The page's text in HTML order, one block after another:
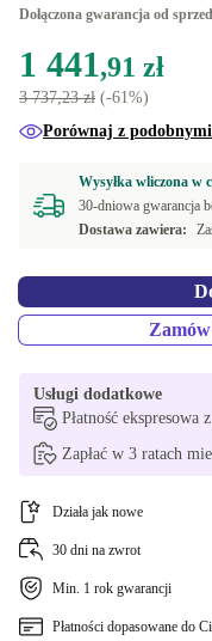
FI (fińska)
PT (Portugalski)
Dostępne w innych
SE (Szwedzki)
Dołączona gwarancja od
1 441,91 zł
3 737,23 zł (-61%)
Porównaj z
Wysyłka wliczona w
30-dniowa gwarancja
Dostawa zawiera:
Usługi dodatkowe
Płatność ekspresowa
Zapłać w 3 ratach
Działa jak nowe
30 dni na zwrot
Min. 1 rok gwarancji
Płatności dopasowane do